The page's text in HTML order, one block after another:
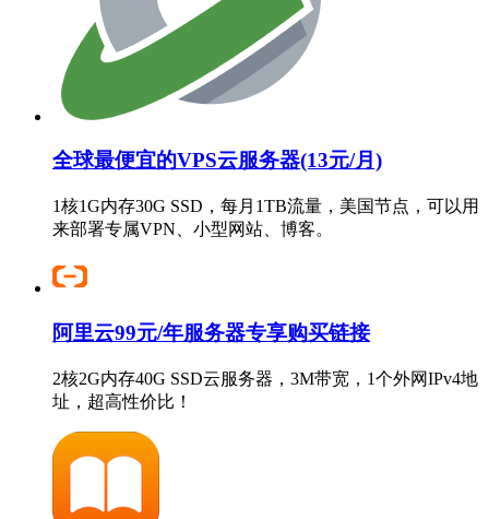
全球最便宜的VPS云服务器(13元/月)
1核1G内存30G SSD，每月1TB流量，美国节点，可以用
来部署专属VPN、小型网站、博客。
阿里云99元/年服务器专享购买链接
2核2G内存40G SSD云服务器，3M带宽，1个外网IPv4地
址，超高性价比！